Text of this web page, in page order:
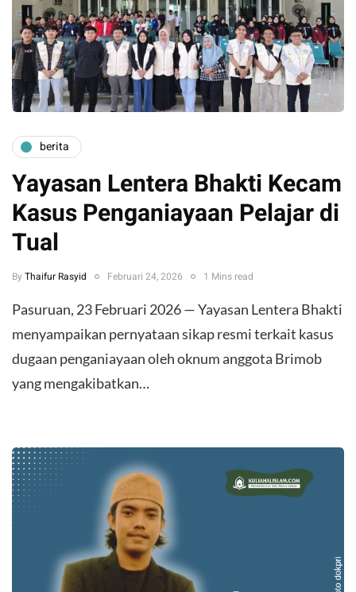
berita
Yayasan Lentera Bhakti Kecam
Kasus Penganiayaan Pelajar di
Tual
By Thaifur Rasyid Februari 24, 2026 1 Mins read
Pasuruan, 23 Februari 2026 — Yayasan Lentera Bhakti
menyampaikan pernyataan sikap resmi terkait kasus
dugaan penganiayaan oleh oknum anggota Brimob
yang mengakibatkan…